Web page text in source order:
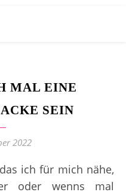
MAL EINE
SEIN
2022
oder wenns mal